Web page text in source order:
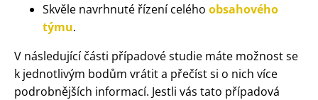
Skvěle navrhnuté řízení celého obsahového
týmu.
V následující části případové studie máte možnost se
k jednotlivým bodům vrátit a přečíst si o nich více
podrobnějších informací. Jestli vás tato případová